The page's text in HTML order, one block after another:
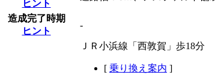
ヒント
造成完了時期
ヒント
-
ＪＲ小浜線「西敦賀」歩18分
[ 乗り換え案内 ]